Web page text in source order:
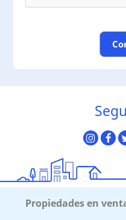
Propiedades en